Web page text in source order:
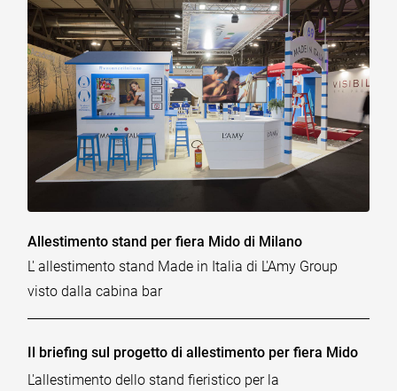
Allestimento stand per fiera Mido di Milano
L' allestimento stand Made in Italia di L'Amy Group
visto dalla cabina bar
Il briefing sul progetto di allestimento per fiera Mido
L'allestimento dello stand fieristico per la